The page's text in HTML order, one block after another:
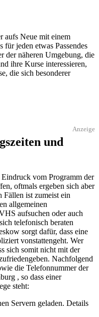
aufs Neue mit einem
für jeden etwas Passendes
der näheren Umgebung, die
ihre Kurse interessieren,
die sich besonderer
Anzeige
und
vom Programm der
oftmals ergeben sich aber
Fällen ist zumeist ein
allgemeinen
aufsuchen oder auch
telefonisch beraten
sorgt dafür, dass eine
vonstattengeht. Wer
sich somit nicht mit der
Nachfolgend
die Telefonnummer der
, so dass einer
steht:
Servern geladen. Details